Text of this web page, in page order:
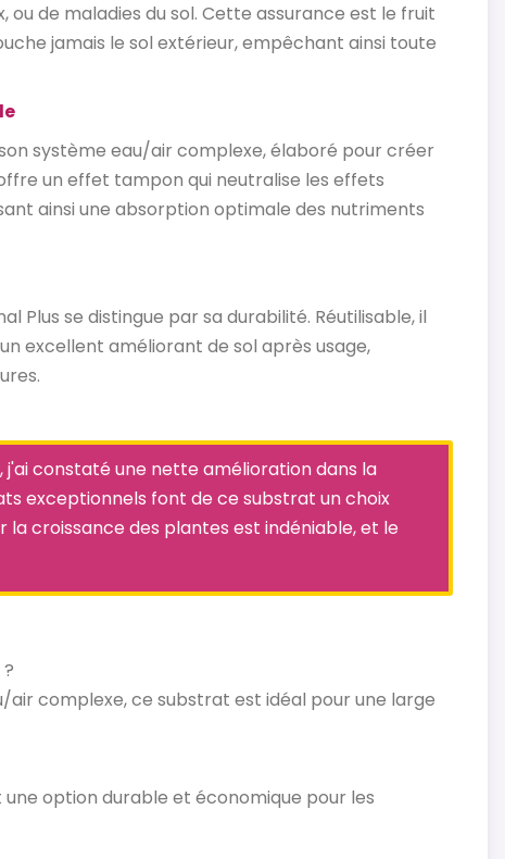
de maladies du sol. Cette assurance est le fruit
jamais le sol extérieur, empêchant ainsi toute
système eau/air complexe, élaboré pour créer
un effet tampon qui neutralise les effets
ainsi une absorption optimale des nutriments
Plus se distingue par sa durabilité. Réutilisable, il
excellent améliorant de sol après usage,
j'ai constaté une nette amélioration dans la
exceptionnels font de ce substrat un choix
croissance des plantes est indéniable, et le
complexe, ce substrat est idéal pour une large
une option durable et économique pour les